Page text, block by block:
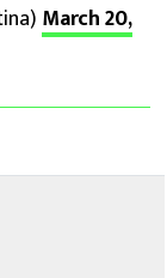
March 20,